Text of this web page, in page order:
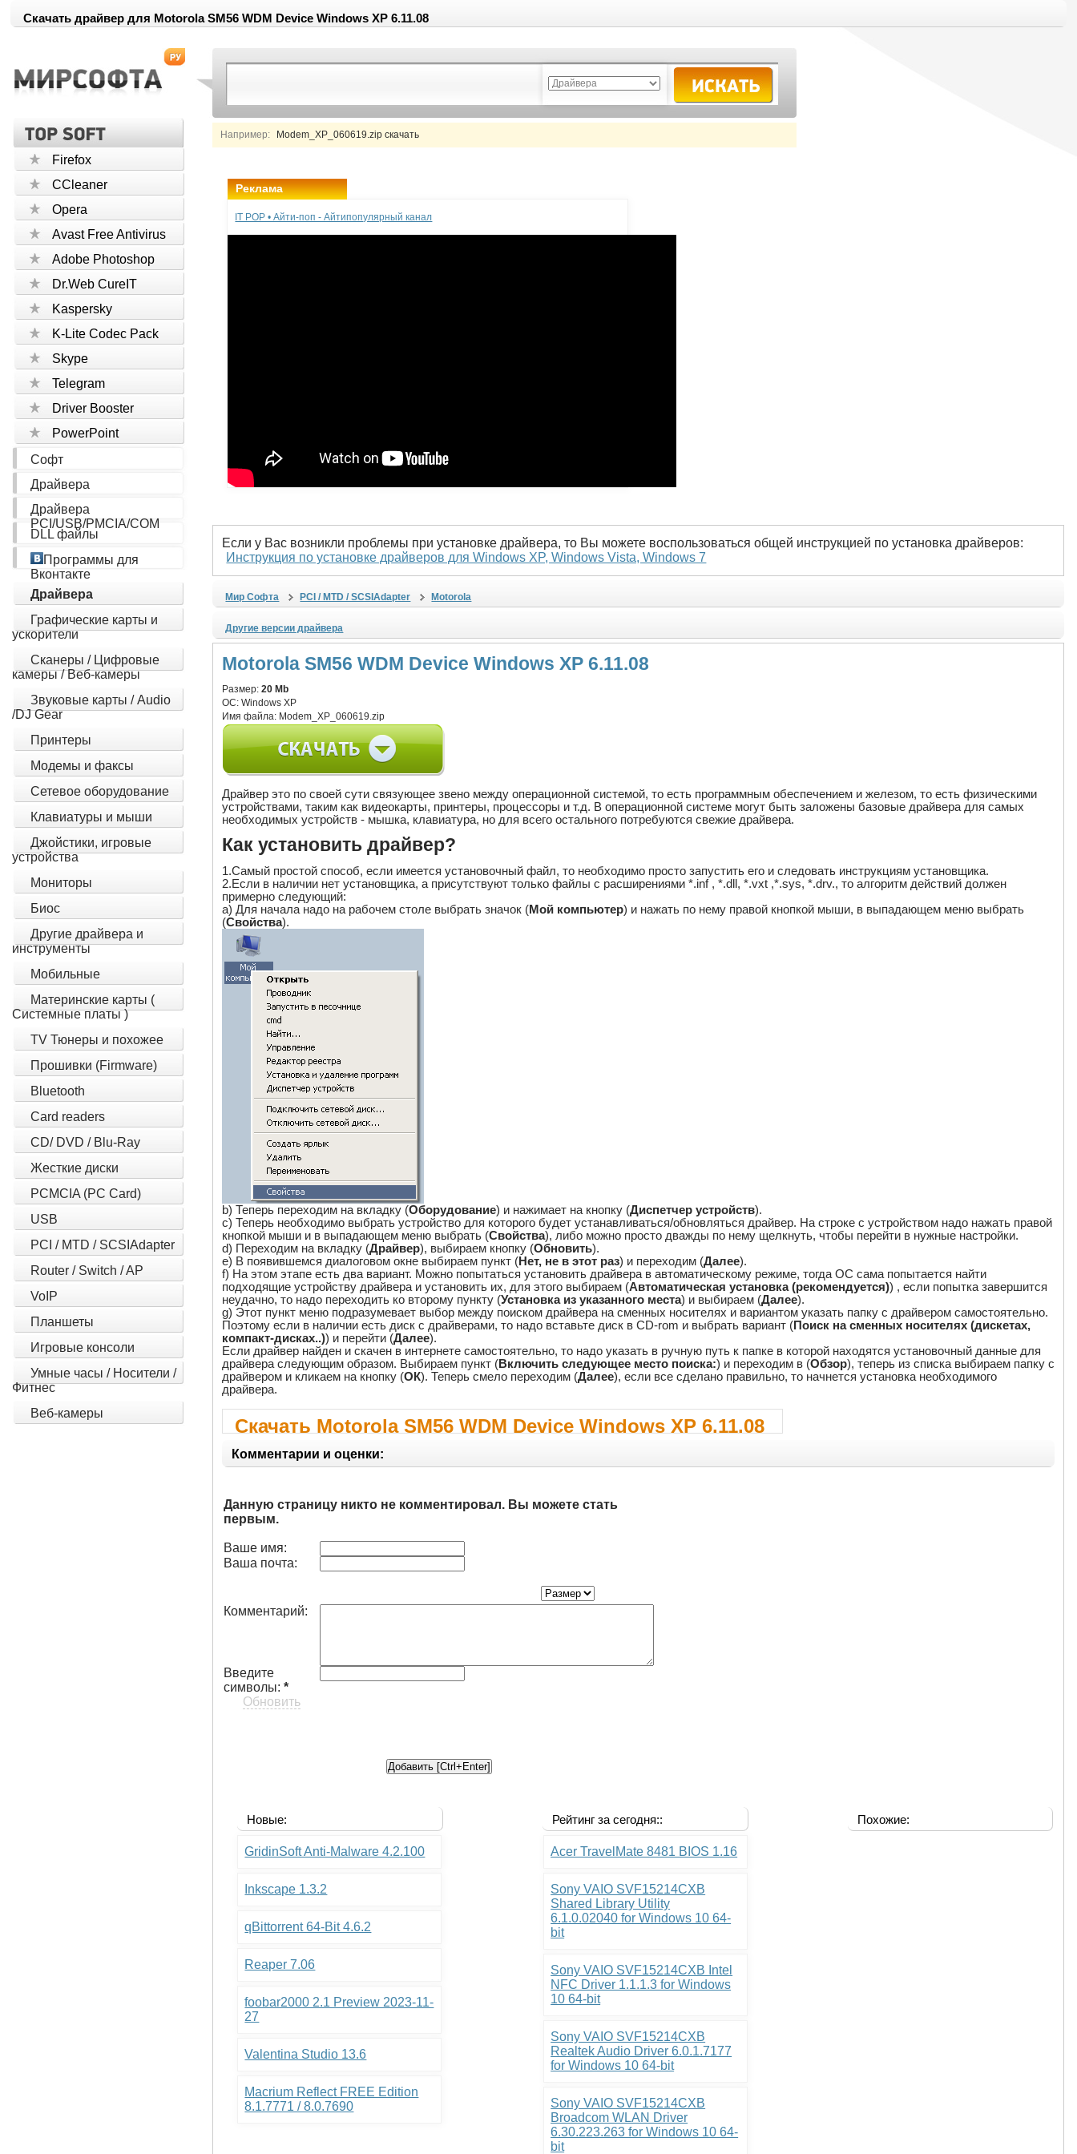
Скачать драйвер для Motorola SM56 WDM Device Windows XP 6.11.08
Например: Modem_XP_060619.zip скачать
Firefox
CCleaner
Opera
Avast Free Antivirus
Adobe Photoshop
Dr.Web CureIT
Kaspersky
K-Lite Codec Pack
Skype
Telegram
Driver Booster
PowerPoint
Софт
Драйвера
Драйвера
PCI/USB/PMCIA/COM
DLL файлы
Программы для
Вконтакте
Драйвера
Графические карты и
ускорители
Сканеры / Цифровые
камеры / Веб-камеры
Звуковые карты / Audio
/DJ Gear
Принтеры
Модемы и факсы
Сетевое оборудование
Клавиатуры и мыши
Джойстики, игровые
устройства
Мониторы
Биос
Другие драйвера и
инструменты
Мобильные
Материнские карты (
Системные платы )
TV Тюнеры и похожее
Прошивки (Firmware)
Bluetooth
Card readers
CD/ DVD / Blu-Ray
Жесткие диски
PCMCIA (PC Card)
USB
PCI / MTD / SCSIAdapter
Router / Switch / AP
VoIP
Планшеты
Игровые консоли
Умные часы / Носители /
Фитнес
Веб-камеры
Реклама
IT POP • Айти-поп - Айтипопулярный канал
Если у Вас возникли проблемы при установке драйвера, то Вы можете воспользоваться общей инструкцией по установка драйверов:
Инструкция по установке драйверов для Windows XP, Windows Vista, Windows 7
Мир Софта PCI / MTD / SCSIAdapter Motorola
Другие версии драйвера
Motorola SM56 WDM Device Windows XP 6.11.08
Размер:20 Mb
ОС:Windows XP
Имя файла: Modem_XP_060619.zip
Драйвер это по своей сути связующее звено между операционной системой, то есть программным обеспечением и железом, то есть физическими
устройствами, таким как видеокарты, принтеры, процессоры и т.д. В операционной системе могут быть заложены базовые драйвера для самых
необходимых устройств - мышка, клавиатура, но для всего остального потребуются свежие драйвера.
Как установить драйвер?
1.Самый простой способ, если имеется установочный файл, то необходимо просто запустить его и следовать инструкциям установщика.
2.Если в наличии нет установщика, а присутствуют только файлы с расширениями *.inf , *.dll, *.vxt ,*.sys, *.drv., то алгоритм действий должен
примерно следующий:
a) Для начала надо на рабочем столе выбрать значок (Мой компьютер) и нажать по нему правой кнопкой мыши, в выпадающем меню выбрать
(Свойства).
b) Теперь переходим на вкладку (Оборудование) и нажимает на кнопку (Диспетчер устройств).
c) Теперь необходимо выбрать устройство для которого будет устанавливаться/обновляться драйвер. На строке с устройством надо нажать правой
кнопкой мыши и в выпадающем меню выбрать (Свойства), либо можно просто дважды по нему щелкнуть, чтобы перейти в нужные настройки.
d) Переходим на вкладку (Драйвер), выбираем кнопку (Обновить).
e) В появившемся диалоговом окне выбираем пункт (Нет, не в этот раз) и переходим (Далее).
f) На этом этапе есть два вариант. Можно попытаться установить драйвера в автоматическому режиме, тогда ОС сама попытается найти
подходящие устройству драйвера и установить их, для этого выбираем (Автоматическая установка (рекомендуется)) , если попытка завершится
неудачно, то надо переходить ко второму пункту (Установка из указанного места) и выбираем (Далее).
g) Этот пункт меню подразумевает выбор между поиском драйвера на сменных носителях и вариантом указать папку с драйвером самостоятельно.
Поэтому если в наличии есть диск с драйверами, то надо вставьте диск в CD-rom и выбрать вариант (Поиск на сменных носителях (дискетах,
компакт-дисках..)) и перейти (Далее).
Если драйвер найден и скачен в интернете самостоятельно, то надо указать в ручную путь к папке в которой находятся установочный данные для
драйвера следующим образом. Выбираем пункт (Включить следующее место поиска:) и переходим в (Обзор), теперь из списка выбираем папку с
драйвером и кликаем на кнопку (ОК). Теперь смело переходим (Далее), если все сделано правильно, то начнется установка необходимого
драйвера.
Скачать Motorola SM56 WDM Device Windows XP 6.11.08
Комментарии и оценки:
Данную страницу никто не комментировал. Вы можете стать
первым.
Ваше имя:
Ваша почта:
Комментарий:
Введите
символы:*
Обновить
Новые:
GridinSoft Anti-Malware 4.2.100
Inkscape 1.3.2
qBittorrent 64-Bit 4.6.2
Reaper 7.06
foobar2000 2.1 Preview 2023-11-
27
Valentina Studio 13.6
Macrium Reflect FREE Edition
8.1.7771 / 8.0.7690
Рейтинг за сегодня::
Acer TravelMate 8481 BIOS 1.16
Sony VAIO SVF15214CXB
Shared Library Utility
6.1.0.02040 for Windows 10 64-
bit
Sony VAIO SVF15214CXB Intel
NFC Driver 1.1.1.3 for Windows
10 64-bit
Sony VAIO SVF15214CXB
Realtek Audio Driver 6.0.1.7177
for Windows 10 64-bit
Sony VAIO SVF15214CXB
Broadcom WLAN Driver
6.30.223.263 for Windows 10 64-
bit
Похожие: